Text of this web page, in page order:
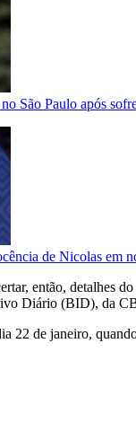
São Paulo após
de Nicolas em
então, detalhes
Diário (BID), da
22 de janeiro,